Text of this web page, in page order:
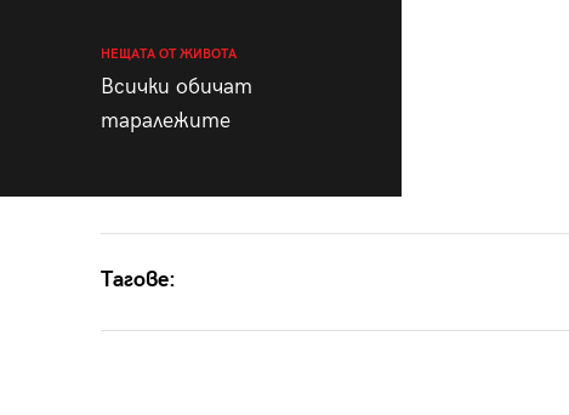
НЕЩАТА ОТ ЖИВОТА
Всички обичат
таралежите
Тагове: